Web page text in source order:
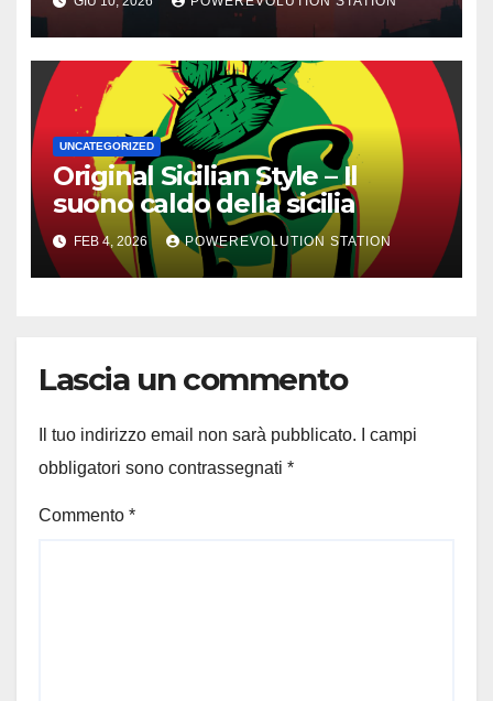
UNCATEGORIZED
Original Sicilian Style – Il
suono caldo della sicilia
FEB 4, 2026 POWEREVOLUTION STATION
Lascia un commento
Il tuo indirizzo email non sarà pubblicato.
I campi
obbligatori sono contrassegnati *
Commento *